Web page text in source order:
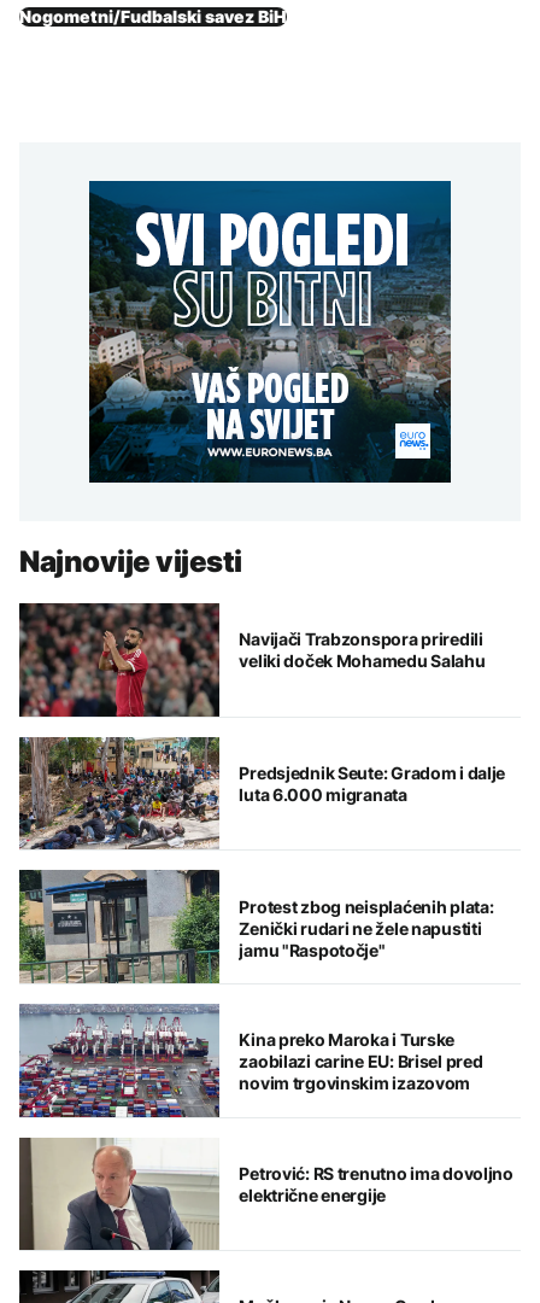
Nogometni/Fudbalski savez BiH
Najnovije vijesti
Navijači Trabzonspora priredili
veliki doček Mohamedu Salahu
Predsjednik Seute: Gradom i dalje
luta 6.000 migranata
Protest zbog neisplaćenih plata:
Zenički rudari ne žele napustiti
jamu "Raspotočje"
Kina preko Maroka i Turske
zaobilazi carine EU: Brisel pred
novim trgovinskim izazovom
Petrović: RS trenutno ima dovoljno
električne energije